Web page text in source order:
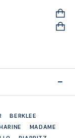
BERKLEE
MADAME